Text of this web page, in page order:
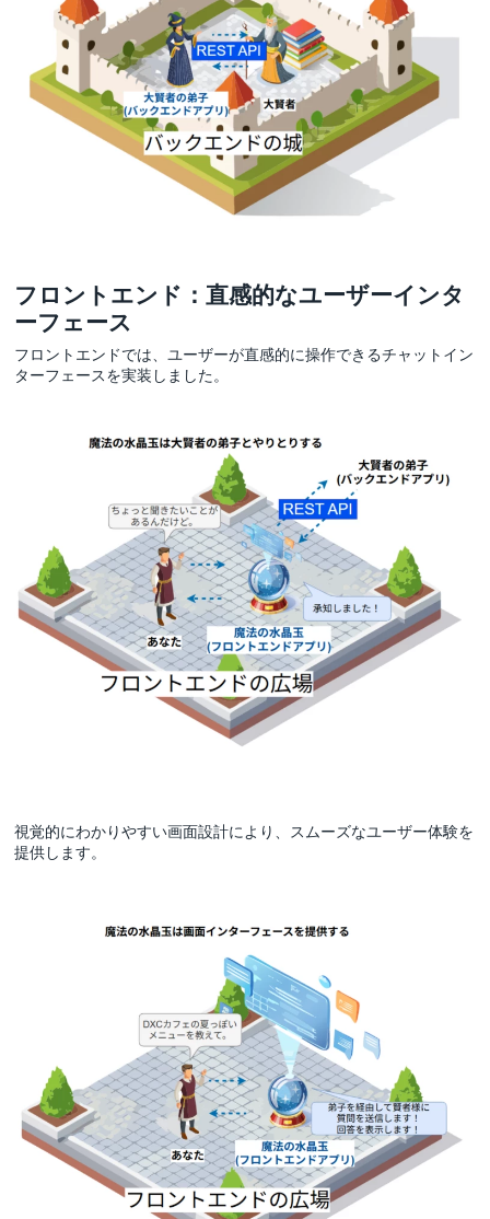
フロントエンド：直感的なユーザーインタ
ーフェース
フロントエンドでは、ユーザーが直感的に操作できるチャットイン
ターフェースを実装しました。
視覚的にわかりやすい画面設計により、スムーズなユーザー体験を
提供します。